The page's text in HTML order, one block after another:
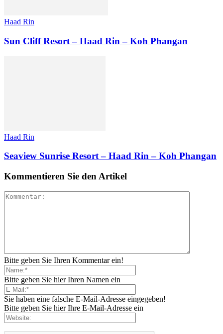
Haad Rin
Sun Cliff Resort – Haad Rin – Koh Phangan
Haad Rin
Seaview Sunrise Resort – Haad Rin – Koh Phangan
Kommentieren Sie den Artikel
Bitte geben Sie Ihren Kommentar ein!
Bitte geben Sie hier Ihren Namen ein
Sie haben eine falsche E-Mail-Adresse eingegeben!
Bitte geben Sie hier Ihre E-Mail-Adresse ein